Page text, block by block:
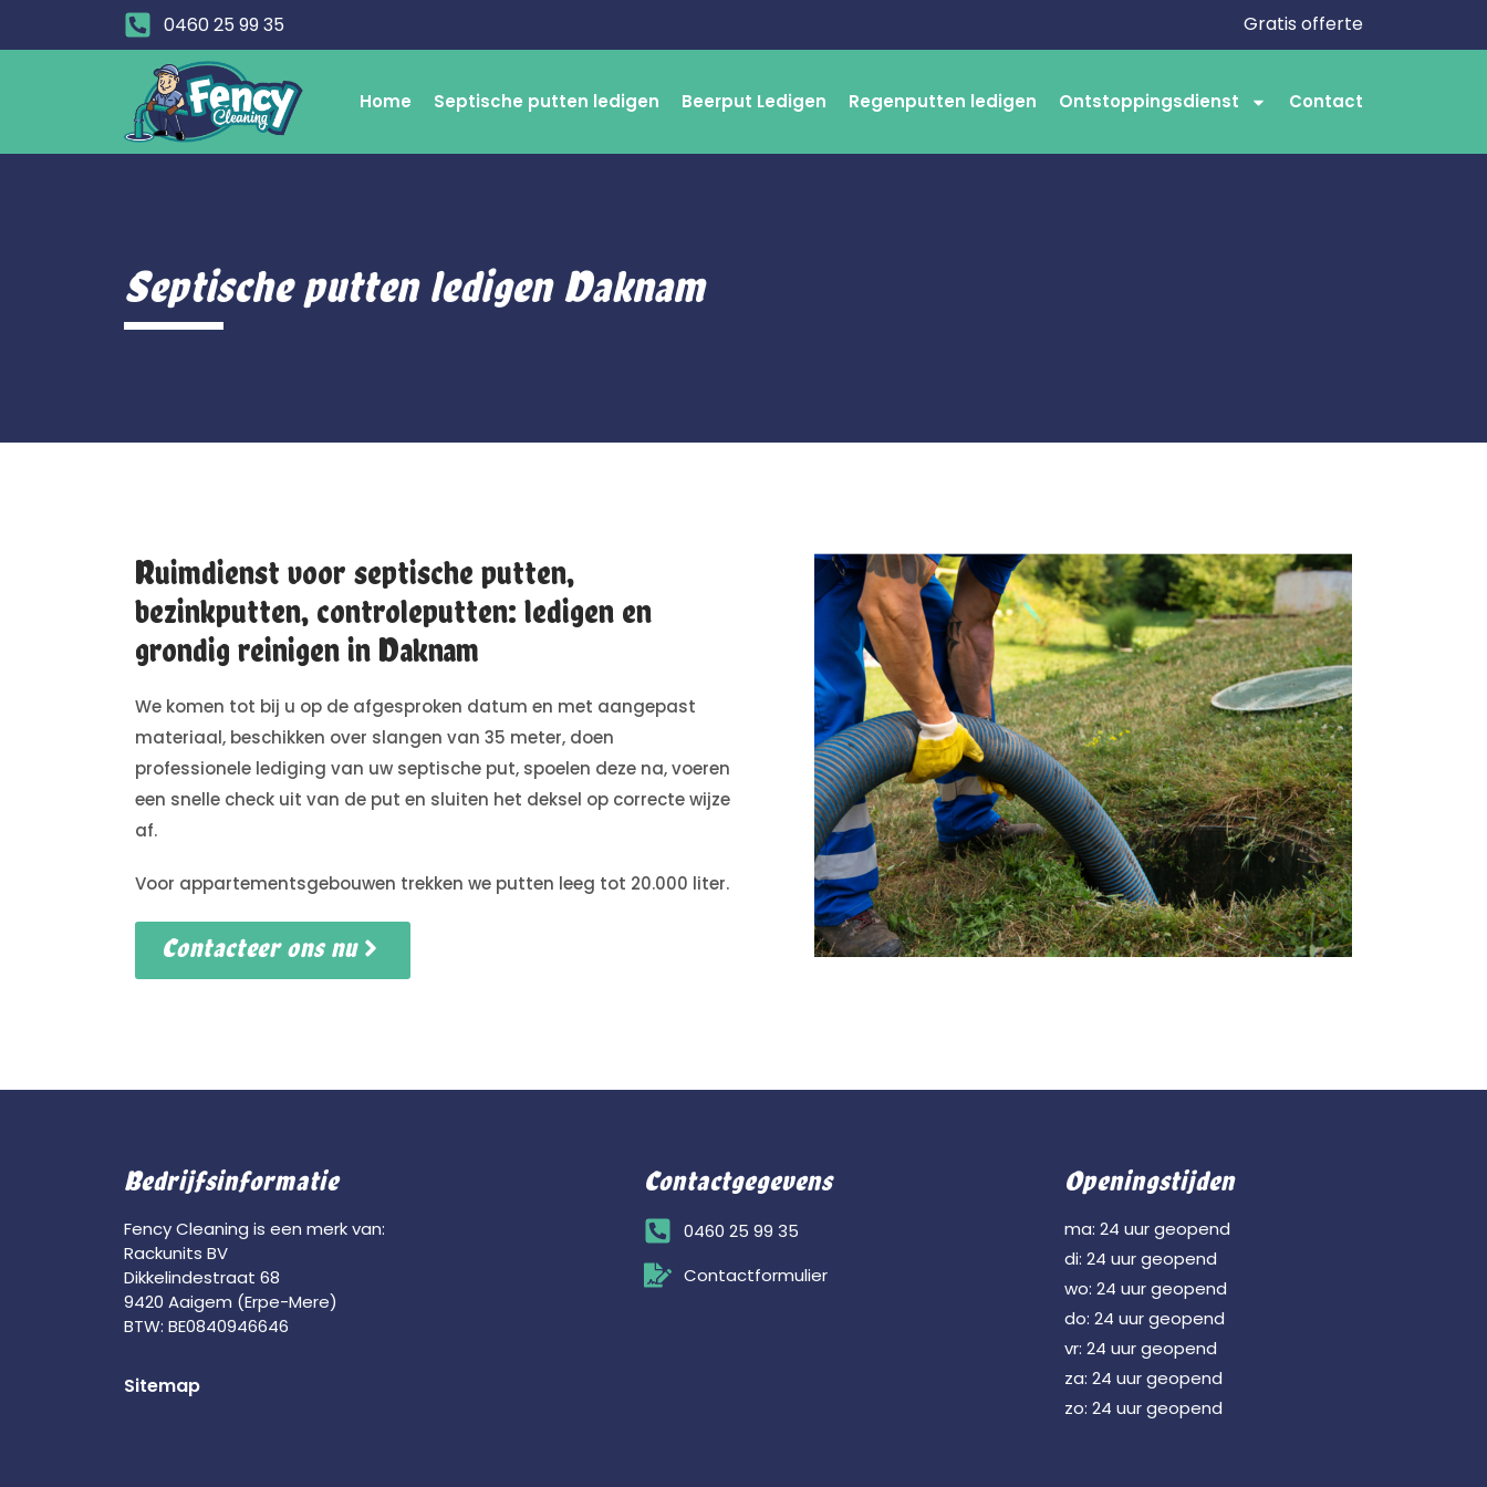
0460 25 99 35 Gratis offerte
Home Septische putten ledigen Beerput Ledigen Regenputten ledigen Ontstoppingsdienst Contact
Septische putten ledigen Daknam
Ruimdienst voor septische putten,
bezinkputten, controleputten: ledigen en
grondig reinigen in Daknam
We komen tot bij u op de afgesproken datum en met aangepast
materiaal, beschikken over slangen van 35 meter, doen
professionele lediging van uw septische put, spoelen deze na, voeren
een snelle check uit van de put en sluiten het deksel op correcte wijze
af.
Voor appartementsgebouwen trekken we putten leeg tot 20.000 liter.
Contacteer ons nu
Bedrijfsinformatie
Fency Cleaning is een merk van:
Rackunits BV
Dikkelindestraat 68
9420 Aaigem (Erpe-Mere)
BTW: BE0840946646
Sitemap
Contactgegevens
0460 25 99 35
Contactformulier
Openingstijden
ma: 24 uur geopend
di: 24 uur geopend
wo: 24 uur geopend
do: 24 uur geopend
vr: 24 uur geopend
za: 24 uur geopend
zo: 24 uur geopend